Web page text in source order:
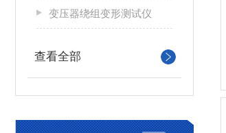
变压器绕组变形测试仪
查看全部